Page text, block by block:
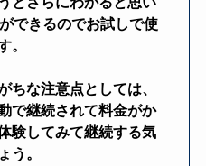
できるのでお試しで使
。
な注意点としては、
で継続されて料金がか
験してみて継続する気
う。